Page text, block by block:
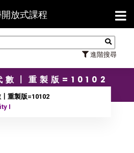
放式課程
進階搜尋
【
數〡重製版=10102
重製版=10102
I